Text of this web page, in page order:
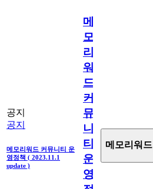
공지
공지
메모리워드 커뮤니티 운
영정책 ( 2023.11.1
update )
메
모
리
워
드
커
뮤
니
티
운
영
메모리워드